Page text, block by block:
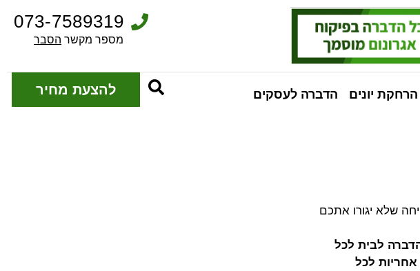
073-7589319
מספר מקשר הסבר
הרחקת יונים הדברה לעסקים להצעת מחיר
שלא יגורו אתכם
לבית לכל
לכל